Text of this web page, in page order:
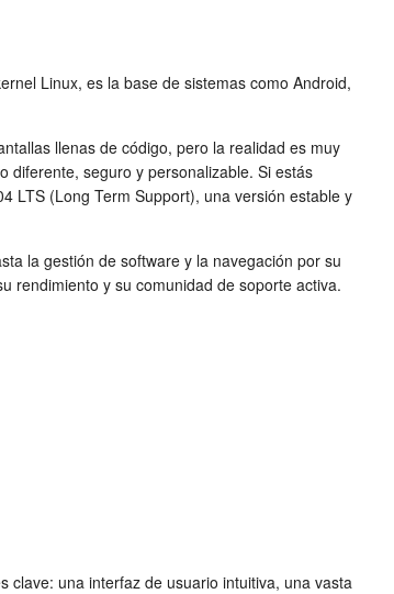
Linux, es la base de sistemas como Android,
llenas de código, pero la realidad es muy
diferente, seguro y personalizable. Si estás
LTS (Long Term Support), una versión estable y
la gestión de software y la navegación por su
rendimiento y su comunidad de soporte activa.
clave: una interfaz de usuario intuitiva, una vasta